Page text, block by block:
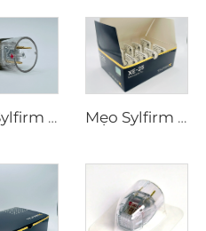
Mẹo Sylfirm X vi kim rf X-25 Mẹo Sylfirm X vi kim rf XE-25